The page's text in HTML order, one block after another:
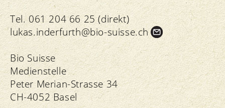
Tel. 061 204 66 25 (direkt)
lukas.inderfurth@bio-suisse.ch
Bio Suisse
Medienstelle
Peter Merian-Strasse 34
CH-4052 Basel